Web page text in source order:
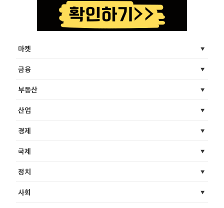
마켓
금융
부동산
산업
경제
국제
정치
사회